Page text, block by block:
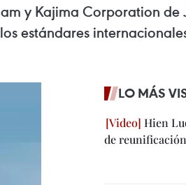
y Kajima Corporation de
estándares
LO MÁS
Hien
de